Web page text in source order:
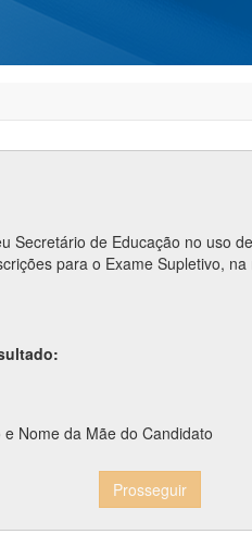
de Educação no uso
para o Exame Supletivo,
Nome da Mãe do Candidato
Prosseguir